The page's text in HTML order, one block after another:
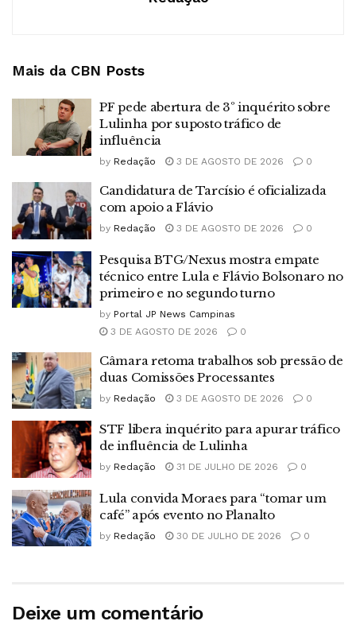
Mais da CBN Posts
PF pede abertura de 3º inquérito sobre
Lulinha por suposto tráfico de
influência
by Redação 3 DE AGOSTO DE 2026 0
Candidatura de Tarcísio é oficializada
com apoio a Flávio
by Redação 3 DE AGOSTO DE 2026 0
Pesquisa BTG/Nexus mostra empate
técnico entre Lula e Flávio Bolsonaro no
primeiro e no segundo turno
by Portal JP News Campinas
3 DE AGOSTO DE 2026
0
Câmara retoma trabalhos sob pressão de
duas Comissões Processantes
by Redação 3 DE AGOSTO DE 2026 0
STF libera inquérito para apurar tráfico
de influência de Lulinha
by Redação 31 DE JULHO DE 2026 0
Lula convida Moraes para “tomar um
café” após evento no Planalto
by Redação 30 DE JULHO DE 2026 0
Deixe um comentário